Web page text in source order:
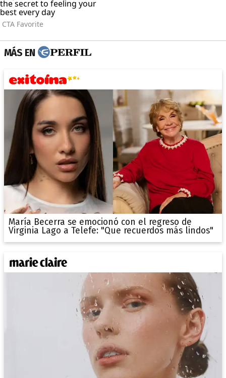
MÁS EN
María Becerra se emocionó con el regreso de
Virginia Lago a Telefe: "Que recuerdos más lindos"